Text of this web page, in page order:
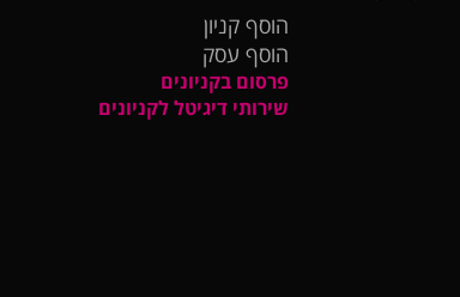
הוסף קניון
הוסף עסק
פרסום בקניונים
שירותי דיגיטל לקניונים